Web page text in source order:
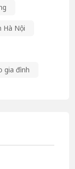
Hà Nội
gia đình